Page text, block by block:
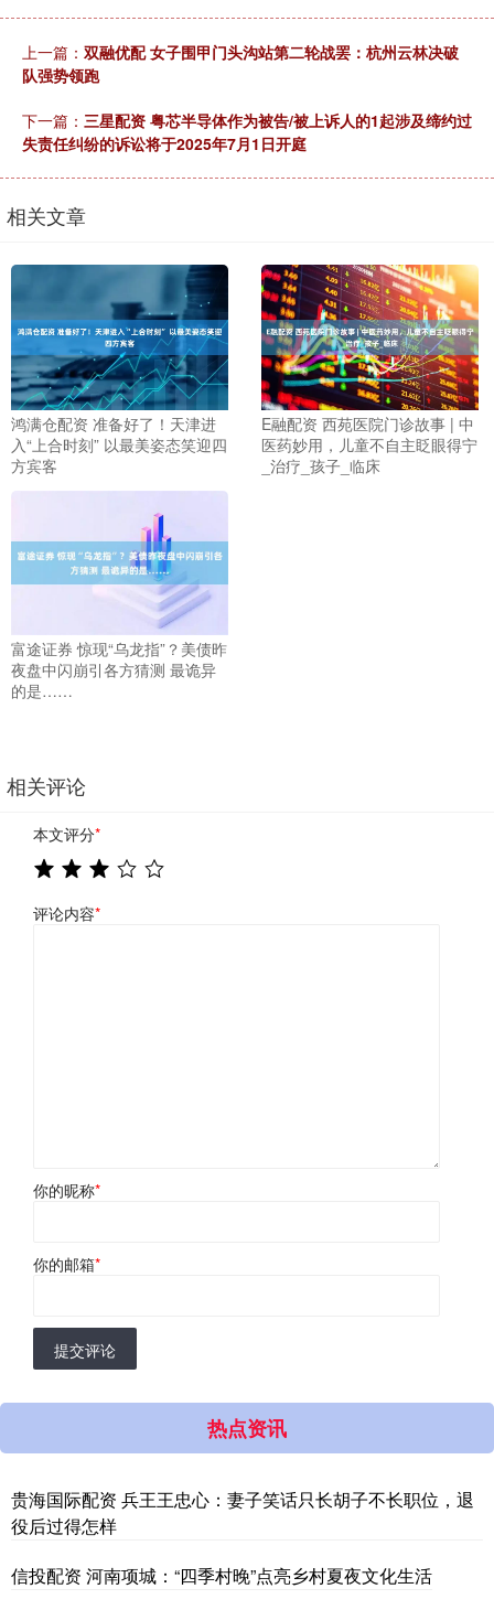
上一篇： 双融优配 女子围甲门头沟站第二轮战罢：杭州云林决破
队强势领跑
下一篇： 三星配资 粤芯半导体作为被告/被上诉人的1起涉及缔约过
失责任纠纷的诉讼将于2025年7月1日开庭
相关文章
鸿满仓配资 准备好了！天津进
入“上合时刻” 以最美姿态笑迎四
方宾客
E融配资 西苑医院门诊故事 | 中
医药妙用，儿童不自主眨眼得宁
_治疗_孩子_临床
富途证券 惊现“乌龙指”？美债昨
夜盘中闪崩引各方猜测 最诡异
的是……
相关评论
本文评分*
评论内容*
你的昵称*
你的邮箱*
提交评论
热点资讯
贵海国际配资 兵王王忠心：妻子笑话只长胡子不长职位，退
役后过得怎样
信投配资 河南项城：“四季村晚”点亮乡村夏夜文化生活